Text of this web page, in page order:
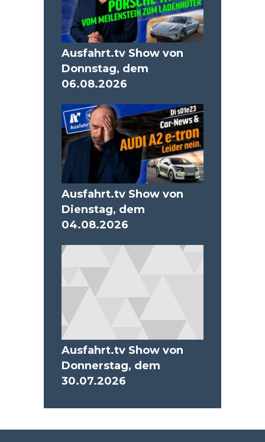
Ausfahrt.tv Show von
Donnstag, dem
06.08.2026
Ausfahrt.tv Show von
Dienstag, dem
04.08.2026
Ausfahrt.tv Show von
Donnerstag, dem
30.07.2026